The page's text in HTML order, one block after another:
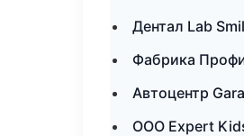
Дентал Lab
Фабрика
Автоцентр
ООО Expert